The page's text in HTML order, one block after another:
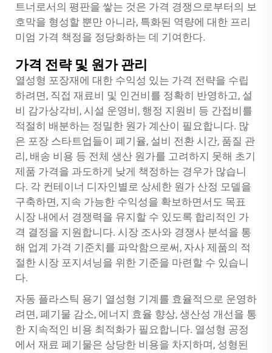
트너로서의 평판을 쌓는 것은 가격 경쟁으로부터의 보
호막을 형성할 뿐만 아니라, 특화된 역량에 대한 프리
미엄 가격 책정을 정당화하는 데 기여한다.
가격 전략 및 원가 관리
열성형 포장재에 대한 수익성 있는 가격 전략을 수립
하려면, 직접 재료비 및 인건비를 정확히 반영하고, 설
비 감가상각비, 시설 운영비, 행정 지원비 등 간접비를
적절히 배분하는 정밀한 원가 계산이 필요합니다. 많
은 포장 스타트업들이 폐기율, 설비 전환 시간, 품질 관
리, 배송 비용 등 전체 생산 원가를 고려하지 못해 초기
제품 가격을 과도하게 낮게 책정하는 경우가 많습니
다. 각 컨테이너 디자인별로 상세한 원가 산정 모델을
구축하면, 지속 가능한 수익성을 확보하면서도 목표
시장 내에서 경쟁력을 유지할 수 있도록 합리적인 가
격 결정을 지원합니다. 시장 조사와 경쟁사 분석을 통
해 업계 가격 기준치를 파악함으로써, 자사 제품의 적
절한 시장 포지셔닝을 위한 기준을 마련할 수 있습니
다.
자동 플라스틱 용기 열성형 기계를 효율적으로 운영하
려면, 폐기물 감소, 에너지 효율 향상, 생산성 개선을 통
한 지속적인 비용 최적화가 필요합니다. 열성형 공정
에서 재료 폐기물은 상당한 비용을 차지하며, 성형된